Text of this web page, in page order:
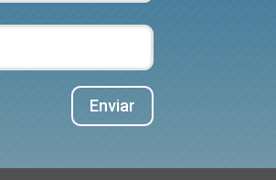
Enviar